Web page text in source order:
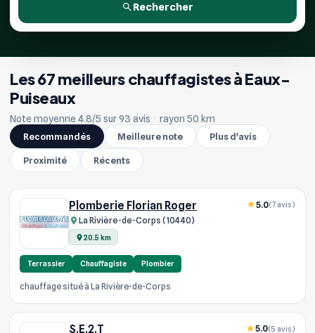
Rechercher
Les 67 meilleurs chauffagistes à Eaux-
Puiseaux
Note moyenne 4.8/5 sur 93 avis · rayon 50 km
Recommandés
Meilleure note Plus d'avis
Proximité Récents
Plomberie Florian Roger
La Rivière-de-Corps (10440)
20.5 km
5.0(7 avis)
Terrassier Chauffagiste Plombier
chauffage situé à La Rivière-de-Corps
S.E.2.T 5.0(5 avis)